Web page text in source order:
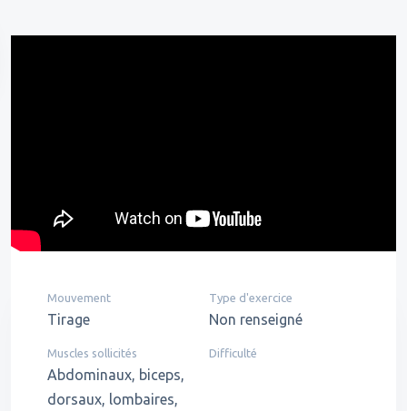
Mouvement
Tirage
Type d'exercice
Non renseigné
Muscles sollicités
Abdominaux, biceps,
dorsaux, lombaires,
Difficulté